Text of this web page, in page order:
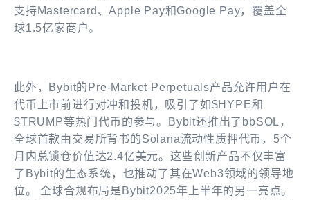
支持Mastercard、Apple Pay和Google Pay，覆盖全
球1.5亿家商户。
此外，Bybit的Pre-Market Perpetuals产品允许用户在
代币上市前进行对冲和投机，吸引了如$HYPE和
$TRUMP等热门代币的参与。Bybit还推出了bbSOL，
全球首款由交易所背书的Solana流动性质押代币，5个
月内总锁仓价值达2.4亿美元。这些创新产品不仅丰富
了Bybit的生态系统，也推动了其在Web3领域的领导地
位。 全球合规布局是Bybit2025年上半年的另一亮点。